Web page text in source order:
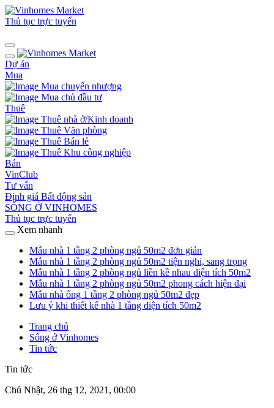
Thủ tục trực tuyến
Dự án
Mua
Mua chuyển nhượng
Mua chủ đầu tư
Thuê
Thuê nhà ở/Kinh doanh
Thuê Văn phòng
Thuê Bán lẻ
Thuê Khu công nghiệp
Bán
VinClub
Tư vấn
Định giá Bất động sản
SỐNG Ở VINHOMES
Thủ tục trực tuyến
Xem nhanh
Mẫu nhà 1 tầng 2 phòng ngủ 50m2 đơn giản
Mẫu nhà 1 tầng 2 phòng ngủ 50m2 tiện nghi, sang trọng
Mẫu nhà 1 tầng 2 phòng ngủ liền kề nhau diện tích 50m2
Mẫu nhà 1 tầng 2 phòng ngủ 50m2 phong cách hiện đại
Mẫu nhà ống 1 tầng 2 phòng ngủ 50m2 đẹp
Lưu ý khi thiết kế nhà 1 tầng diện tích 50m2
Trang chủ
Sống ở Vinhomes
Tin tức
Tin tức
Chủ Nhật, 26 thg 12, 2021, 00:00